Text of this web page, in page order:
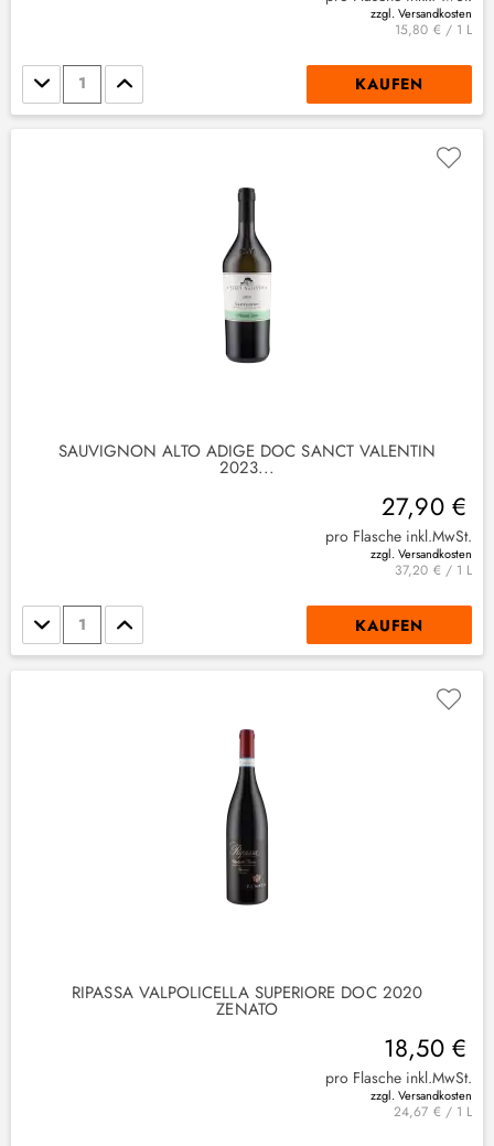
zzgl. Versandkosten
15,80 € / 1 L
Stückzahl KAUFEN
SAUVIGNON ALTO ADIGE DOC SANCT VALENTIN
2023...
27,90 €
pro Flasche inkl.MwSt.
zzgl. Versandkosten
37,20 € / 1 L
Stückzahl KAUFEN
RIPASSA VALPOLICELLA SUPERIORE DOC 2020
ZENATO
18,50 €
pro Flasche inkl.MwSt.
zzgl. Versandkosten
24,67 € / 1 L